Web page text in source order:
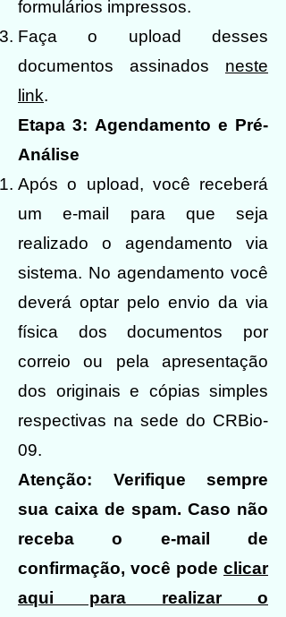
formulários impressos.
Faça o upload desses
documentos assinados neste
link.
Etapa 3: Agendamento e Pré-
Análise
Após o upload, você receberá
um e-mail para que seja
realizado o agendamento via
sistema. No agendamento você
deverá optar pelo envio da via
física dos documentos por
correio ou pela apresentação
dos originais e cópias simples
respectivas na sede do CRBio-
09.
Atenção: Verifique sempre
sua caixa de spam. Caso não
receba o e-mail de
confirmação, você pode clicar
aqui para realizar o